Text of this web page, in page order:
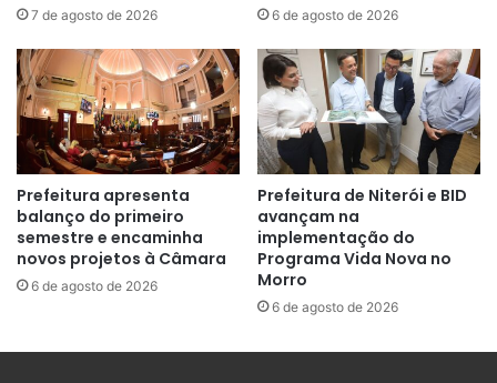
7 de agosto de 2026 6 de agosto de 2026
Prefeitura apresenta
balanço do primeiro
semestre e encaminha
novos projetos à Câmara
6 de agosto de 2026
Prefeitura de Niterói e BID
avançam na
implementação do
Programa Vida Nova no
Morro
6 de agosto de 2026